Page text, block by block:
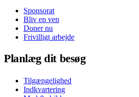
Sponsorat
Bliv en ven
Doner nu
Frivilligt arbejde
Planlæg dit besøg
Tilgængelighed
Indkvartering